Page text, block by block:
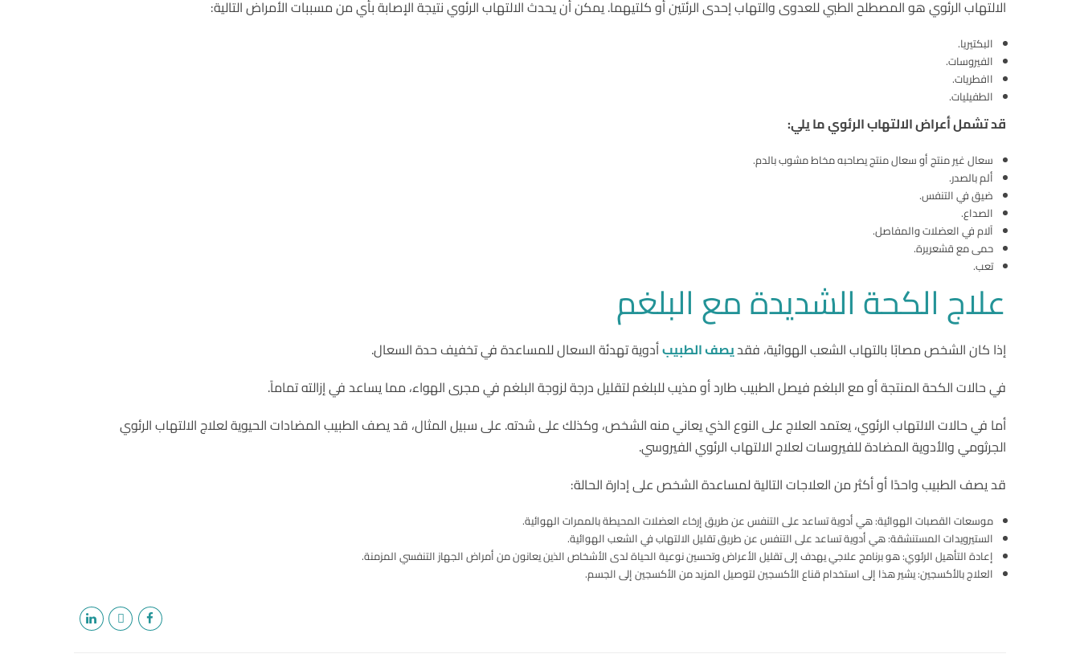
الالتهاب الرئوي هو المصطلح الطبي للعدوى والتهاب إحدى الرئتين أو كلتيهما. يمكن أن يحدث الالتهاب الرئوي نتيجة الإصابة بأي من مسببات الأمراض التالية:
البكتيريا.
الفيروسات.
اافطريات.
الطفيليات.
قد تشمل أعراض الالتهاب الرئوي ما يلي:
سعال غير منتج أو سعال منتج يصاحبه مخاط مشوب بالدم.
ألم بالصدر.
ضيق في التنفس.
الصداع.
آلام في العضلات والمفاصل.
حمى مع قشعريرة.
تعب.
علاج الكحة الشديدة مع البلغم
إذا كان الشخص مصابًا بالتهاب الشعب الهوائية، فقديصف الطبيبأدوية تهدئة السعال للمساعدة في تخفيف حدة السعال.
في حالات الكحة المنتجة أو مع البلغم فيصل الطبيب طارد أو مذيب للبلغم لتقليل درجة لزوجة البلغم في مجرى الهواء، مما يساعد في إزالته تماماً.
أما في حالات الالتهاب الرئوي، يعتمد العلاج على النوع الذي يعاني منه الشخص، وكذلك على شدته. على سبيل المثال، قد يصف الطبيب المضادات الحيوية لعلاج الالتهاب الرئوي
الجرثومي والأدوية المضادة للفيروسات لعلاج الالتهاب الرئوي الفيروسي.
قد يصف الطبيب واحدًا أو أكثر من العلاجات التالية لمساعدة الشخص على إدارة الحالة:
موسعات القصبات الهوائية: هي أدوية تساعد على التنفس عن طريق إرخاء العضلات المحيطة بالممرات الهوائية.
الستيرويدات المستنشقة: هي أدوية تساعد على التنفس عن طريق تقليل الالتهاب في الشعب الهوائية.
إعادة التأهيل الرئوي: هو برنامج علاجي يهدف إلى تقليل الأعراض وتحسين نوعية الحياة لدى الأشخاص الذين يعانون من أمراض الجهاز التنفسي المزمنة.
العلاج بالأكسجين: يشير هذا إلى استخدام قناع الأكسجين لتوصيل المزيد من الأكسجين إلى الجسم.